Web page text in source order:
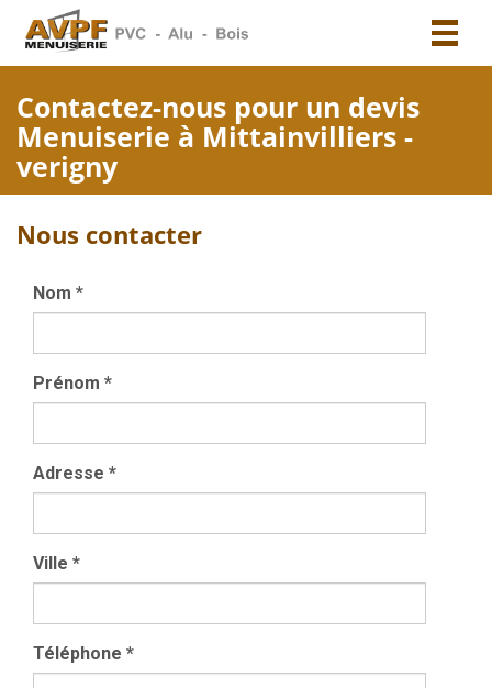
Contactez-nous pour un devis
Menuiserie à Mittainvilliers -
verigny
Nous contacter
Nom *
Prénom *
Adresse *
Ville *
Téléphone *